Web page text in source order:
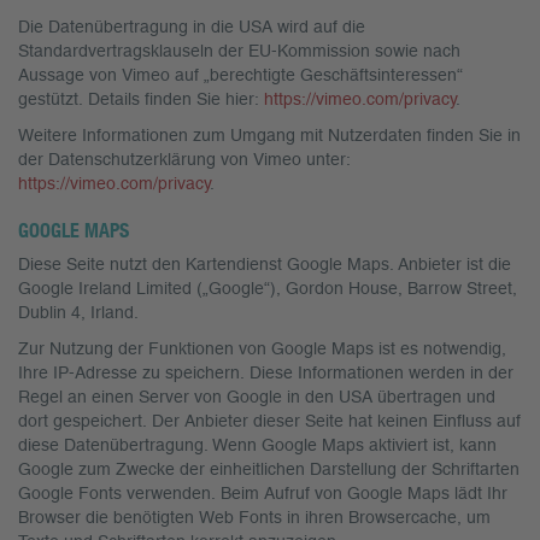
Die Datenübertragung in die USA wird auf die
Standardvertragsklauseln der EU-Kommission sowie nach
Aussage von Vimeo auf „berechtigte Geschäftsinteressen“
gestützt. Details finden Sie hier: https://vimeo.com/privacy.
Weitere Informationen zum Umgang mit Nutzerdaten finden Sie in
der Datenschutzerklärung von Vimeo unter:
https://vimeo.com/privacy.
GOOGLE MAPS
Diese Seite nutzt den Kartendienst Google Maps. Anbieter ist die
Google Ireland Limited („Google“), Gordon House, Barrow Street,
Dublin 4, Irland.
Zur Nutzung der Funktionen von Google Maps ist es notwendig,
Ihre IP-Adresse zu speichern. Diese Informationen werden in der
Regel an einen Server von Google in den USA übertragen und
dort gespeichert. Der Anbieter dieser Seite hat keinen Einfluss auf
diese Datenübertragung. Wenn Google Maps aktiviert ist, kann
Google zum Zwecke der einheitlichen Darstellung der Schriftarten
Google Fonts verwenden. Beim Aufruf von Google Maps lädt Ihr
Browser die benötigten Web Fonts in ihren Browsercache, um